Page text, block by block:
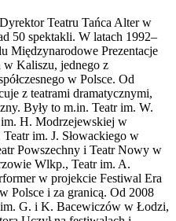
Teatru Tańca Alter w
50 spektakli. W latach 1992–
Międzynarodowe Prezentacje
w Kaliszu, jednego z
w Polsce. Od
z teatrami dramatycznymi,
Były to m.in. Teatr im. W.
H. Modrzejewskiej w
im. J. Słowackiego w
Powszechny i Teatr Nowy w
Wlkp., Teatr im. A.
w projekcie Festiwal Era
Polsce i za granicą. Od 2008
G. i K. Bacewiczów w Łodzi,